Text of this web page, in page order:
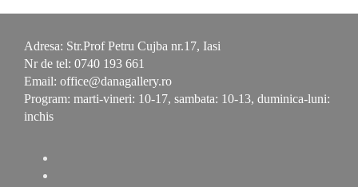
Adresa: Str.Prof Petru Cujba nr.17, Iasi
Nr de tel: 0740 193 661
Email: office@danagallery.ro
Program: marti-vineri: 10-17, sambata: 10-13, duminica-luni:
inchis